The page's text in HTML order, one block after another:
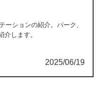
ーションの紹介。パーク、
します。
2025/06/19